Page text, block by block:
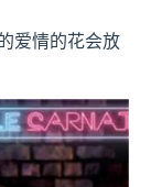
爱情的花会放